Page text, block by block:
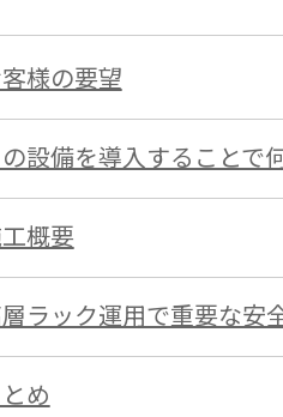
様の要望
設備を導入することで
概要
ラック運用で重要な安
め